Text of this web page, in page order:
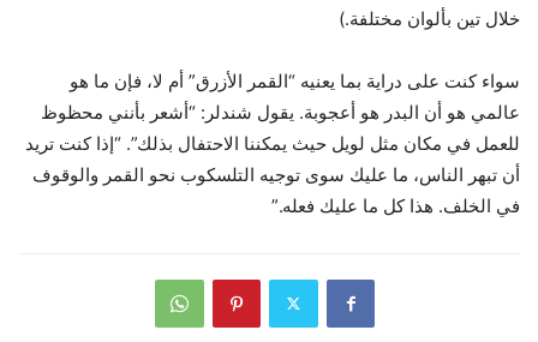
خلال تين بألوان مختلفة.)
سواء كنت على دراية بما يعنيه “القمر الأزرق” أم لا، فإن ما هو
عالمي هو أن البدر هو أعجوبة. يقول شندلر: “أشعر بأنني محظوظ
للعمل في مكان مثل لويل حيث يمكننا الاحتفال بذلك”. “إذا كنت تريد
أن تبهر الناس، ما عليك سوى توجيه التلسكوب نحو القمر والوقوف
في الخلف. هذا كل ما عليك فعله.”